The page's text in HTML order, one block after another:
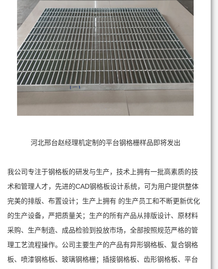
河北邢台赵经理机定制的平台钢格栅样品即将发出
我公司专注于钢格板的研发与生产，技术上拥有一批高素质的技
术和管理人才，先进的CAD钢格板设计系统，可为用户提供整体
完美的排版、布置设计；生产上拥有 的生产员工和不断更新优化
的生产设备，严把质量关；生产的所有产品从排版设计、原材料
采购、生产制造、成品检验到投放市场，全部按照规范严格的管
理工艺流程操作。公司主要生产的产品有异形钢格板、复合钢格
板、喷漆钢格板、玻璃钢格栅；插接钢格板、齿形钢格板、平台